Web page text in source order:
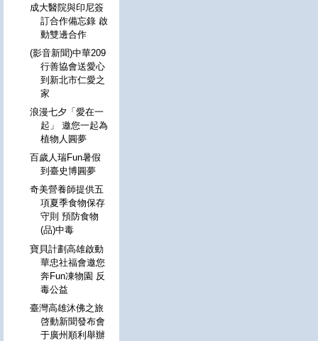
成大醫院與印尼簽
訂合作備忘錄 啟
動雙邊合作
(影音新聞)中華209
行善協會送愛心
到新北市仁愛之
家
浪漫七夕「愛在一
起」 邀您一起為
植物人圓夢
百歲人瑞Fun暑假
到臺史博圓夢
奇美營養師提供五
項夏季食物保存
守則 預防食物
(品)中毒
寶貝計劃高雄啟動
華忠社福會邀您
奔Fun凍物園 反
毒公益
臺灣高雄沐佛之旅
啓動新聞發布會
于廣州順利舉辦